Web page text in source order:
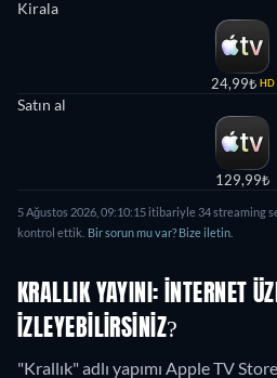
Kirala
24,99₺ HD
Satın al
129,99₺
5 Ağustos 2026, 09:10:15 itibariyle 34 streaming
kontrol ettik. Bir sorun mu var? Bize iletin.
KRALLIK YAYINI: İNTERNET
IZLEYEBILIRSINIZ?
"Krallık" adlı yapımı Apple TV